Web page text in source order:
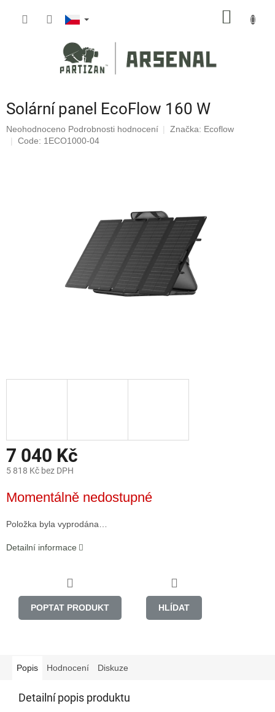
Solární panel EcoFlow 160 W
Průměrné
hodnocení
Neohodnoceno Podrobnosti hodnocení Značka: Ecoflow
Code: 1ECO1000-04
7 040 Kč
5 818 Kč bez DPH
cena:
Momentálně nedostupné
Položka byla vyprodána…
Detailní informace
POPTAT PRODUKT HLÍDAT
Popis Hodnocení Diskuze
Detailní popis produktu